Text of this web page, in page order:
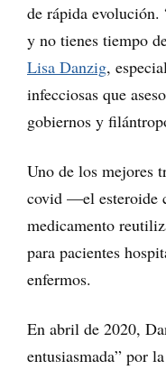
de rápida
y no tienes tiempo
Lisa Danzig,
infecciosas que
gobiernos y
Uno de los mejores
covid —el esteroide
medicamento
para pacientes
enfermos.
En abril de 2020,
entusiasmada” por